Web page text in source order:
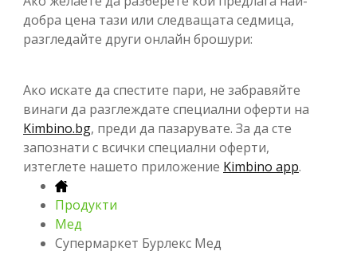
добра цена тази или следващата седмица,
разгледайте други онлайн брошури:
Ако искате да спестите пари, не забравяйте
винаги да разглеждате специални оферти на
Kimbino.bg, преди да пазарувате. За да сте
запознати с всички специални оферти,
изтеглете нашето приложение Kimbino app.
Продукти
Мед
Супермаркет Бурлекс Мед